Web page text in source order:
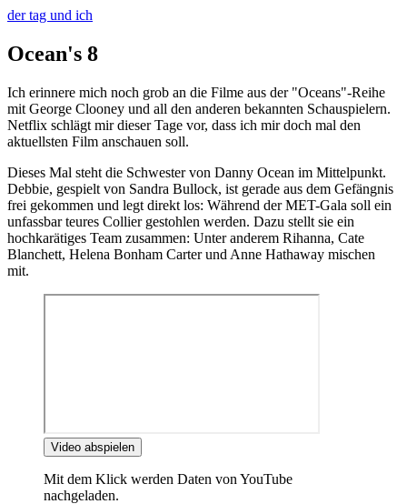
der tag und ich
Ocean's 8
Ich erinnere mich noch grob an die Filme aus der "Oceans"-Reihe
mit George Clooney und all den anderen bekannten Schauspielern.
Netflix schlägt mir dieser Tage vor, dass ich mir doch mal den
aktuellsten Film anschauen soll.
Dieses Mal steht die Schwester von Danny Ocean im Mittelpunkt.
Debbie, gespielt von Sandra Bullock, ist gerade aus dem Gefängnis
frei gekommen und legt direkt los: Während der MET-Gala soll ein
unfassbar teures Collier gestohlen werden. Dazu stellt sie ein
hochkarätiges Team zusammen: Unter anderem Rihanna, Cate
Blanchett, Helena Bonham Carter und Anne Hathaway mischen
mit.
Video abspielen
Mit dem Klick werden Daten von YouTube
nachgeladen.